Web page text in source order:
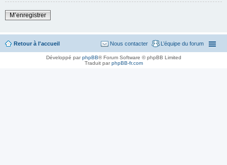
M’enregistrer
Retour à l'accueil L’équipe du forum
Nous contacter
Développé parphpBB® Forum Software © phpBB Limited
Traduit parphpBB-fr.com